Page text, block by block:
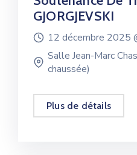
GJORGJEVSKI
12 décembre 2025
Salle Jean-Marc
chaussée)
Plus de détails